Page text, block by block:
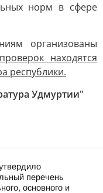
норм в сфере
организованы
находятся
республики.
Удмуртии"
перечень
основного и